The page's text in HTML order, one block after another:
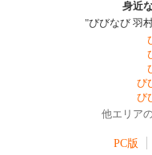
身近
"びびなび 羽
び
び
他エリア
PC版